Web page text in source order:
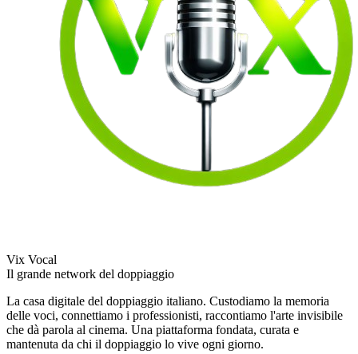
Vix Vocal
Il grande network del doppiaggio
La casa digitale del doppiaggio italiano. Custodiamo la memoria
delle voci, connettiamo i professionisti, raccontiamo l'arte invisibile
che dà parola al cinema. Una piattaforma fondata, curata e
mantenuta da chi il doppiaggio lo vive ogni giorno.